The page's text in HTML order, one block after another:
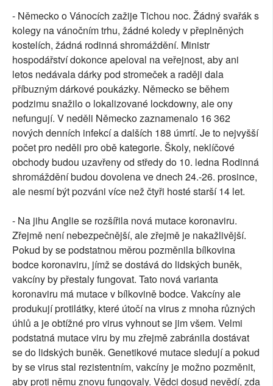
- Německo o Vánocích zažije Tichou noc. Žádný svařák s
kolegy na vánočním trhu, žádné koledy v přeplněných
kostelích, žádná rodinná shromáždění. Ministr
hospodářství dokonce apeloval na veřejnost, aby ani
letos nedávala dárky pod stromeček a raději dala
příbuzným dárkové poukázky. Německo se během
podzimu snažilo o lokalizované lockdowny, ale ony
nefungují. V neděli Německo zaznamenalo 16 362
nových denních infekcí a dalších 188 úmrtí. Je to nejvyšší
počet pro neděli pro obě kategorie. Školy, neklíčové
obchody budou uzavřeny od středy do 10. ledna Rodinná
shromáždění budou dovolena ve dnech 24.-26. prosince,
ale nesmí být pozváni více než čtyři hosté starší 14 let.
- Na jihu Anglie se rozšířila nová mutace koronaviru.
Zřejmě není nebezpečnější, ale zřejmě je nakažlivější.
Pokud by se podstatnou měrou pozměnila bílkovina
bodce koronaviru, jímž se dostává do lidských buněk,
vakcíny by přestaly fungovat. Tato nová varianta
koronaviru má mutace v bílkovině bodce. Vakcíny ale
produkují protilátky, které útočí na virus z mnoha různých
úhlů a je obtížné pro virus vyhnout se jim všem. Velmi
podstatná mutace viru by mu zřejmě zabránila dostávat
se do lidských buněk. Genetikové mutace sledují a pokud
by se virus stal rezistentním, vakcíny je možno pozměnit,
aby proti němu znovu fungovaly. Vědci dosud nevědí, zda